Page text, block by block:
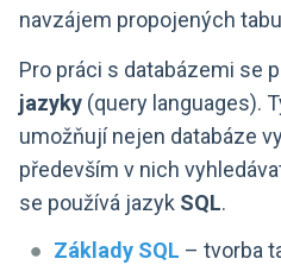
navzájem propojených
Pro práci s databázemi se
jazyky (query languages).
umožňují nejen databáze
především v nich
se používá jazyk SQL.
Základy SQL – tvorba